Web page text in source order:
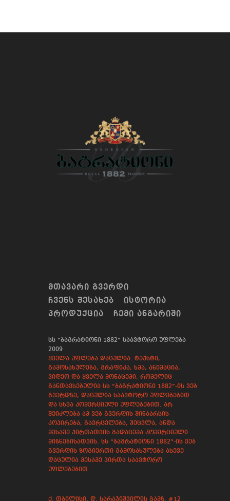
ᲛᲗᲐᲕᲐᲠᲘ ᲒᲕᲔᲠᲓᲘ
ᲩᲕᲔᲜᲡ ᲨᲔᲡᲐᲮᲔᲑ
ᲘᲡᲢᲝᲠᲘᲐ
ᲞᲠᲝᲓᲣᲥᲪᲘᲐ
ᲩᲔᲛᲘ ᲐᲜᲒᲐᲠᲘᲨᲘ
სს “ბაგრატიონი 1882” საავტორო უფლება
2009
ყველა უფლება დაცულია. ტექსტი,
გამოსახულება, გრაფიკა, ხმა, ანიმაცია,
ვიდეო და ყველა მონაცემი, რომელიც
განთავსებულია სს “ბაგრატიონი 1882”-ის ვებ
გვერდზე, დაცულია საავტორო უფლებებით
და სხვა კომერციული უფლებებით. არ
შეიძლება ამ ვებ გვერდის შინაარსის
კოპირება, გავრცელება, შეცვლა, ანდა
მესამე პირთათვის გადაცემა კომერციული
მიზნებისათვის. სს “ბაგრატიონი 1882”-ის ვებ
გვერდის ზოგიერთი გამოსახულება ასევე
დაცულია მესამე პირთა საავტორო
უფლებებით.
ქ. თბილისი, დ. სარაჯიშვილის გამზ. #12